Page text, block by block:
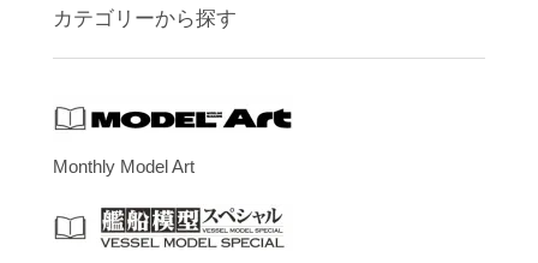
カテゴリーから探す
Monthly Model Art